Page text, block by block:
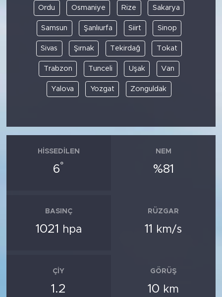
Ordu Osmaniye Rize Sakarya
Samsun Şanlıurfa Siirt Sinop
Sivas Şırnak Tekirdağ Tokat
Trabzon Tunceli Uşak Van
Yalova Yozgat Zonguldak
HISSEDILEN
6°
NEM
%81
BASINÇ
1021 hpa
RÜZGAR
11 km/s
ÇIY
1.2
GÖRÜŞ
10 km